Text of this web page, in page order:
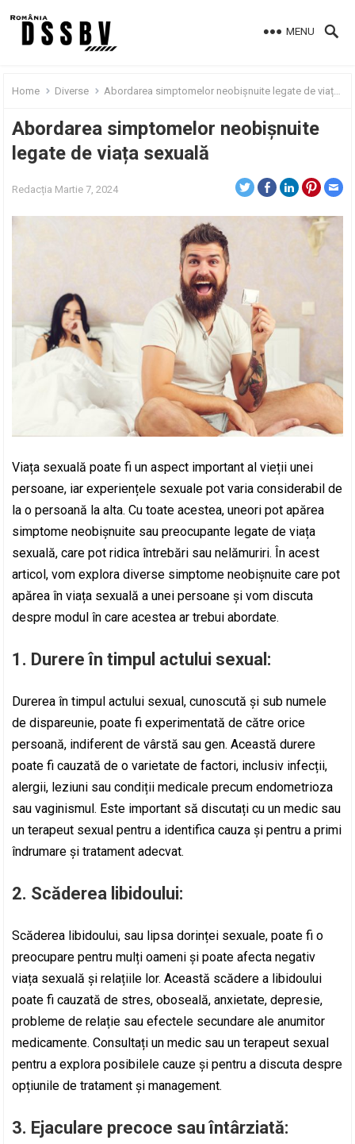
MENU
Home Diverse Abordarea simptomelor neobișnuite legate de viața sexuală
Abordarea simptomelor neobișnuite
legate de viața sexuală
Redacția Martie 7, 2024
Viața sexuală poate fi un aspect important al vieții unei
persoane, iar experiențele sexuale pot varia considerabil de
la o persoană la alta. Cu toate acestea, uneori pot apărea
simptome neobișnuite sau preocupante legate de viața
sexuală, care pot ridica întrebări sau nelămuriri. În acest
articol, vom explora diverse simptome neobișnuite care pot
apărea în viața sexuală a unei persoane și vom discuta
despre modul în care acestea ar trebui abordate.
1. Durere în timpul actului sexual:
Durerea în timpul actului sexual, cunoscută și sub numele
de dispareunie, poate fi experimentată de către orice
persoană, indiferent de vârstă sau gen. Această durere
poate fi cauzată de o varietate de factori, inclusiv infecții,
alergii, leziuni sau condiții medicale precum endometrioza
sau vaginismul. Este important să discutați cu un medic sau
un terapeut sexual pentru a identifica cauza și pentru a primi
îndrumare și tratament adecvat.
2. Scăderea libidoului:
Scăderea libidoului, sau lipsa dorinței sexuale, poate fi o
preocupare pentru mulți oameni și poate afecta negativ
viața sexuală și relațiile lor. Această scădere a libidoului
poate fi cauzată de stres, oboseală, anxietate, depresie,
probleme de relație sau efectele secundare ale anumitor
medicamente. Consultați un medic sau un terapeut sexual
pentru a explora posibilele cauze și pentru a discuta despre
opțiunile de tratament și management.
3. Ejaculare precoce sau întârziată: